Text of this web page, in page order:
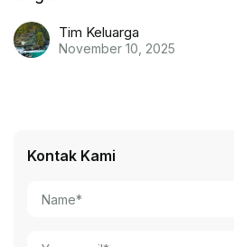
Tim Keluarga
November 10, 2025
Kontak Kami